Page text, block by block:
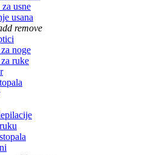
usne
usana
remove
noge
ruke